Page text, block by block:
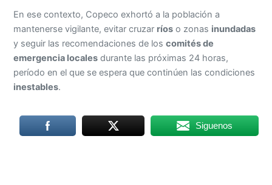
En ese contexto, Copeco exhortó a la población a
mantenerse vigilante, evitar cruzar ríos o zonas inundadas
y seguir las recomendaciones de loscomités de
emergencia locales durante las próximas 24 horas,
período en el que se espera que continúen las condiciones
inestables.
Siguenos